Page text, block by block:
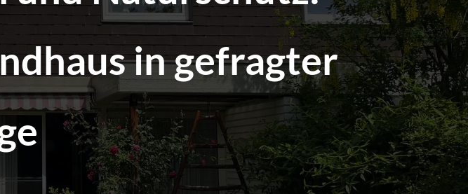
in gefragter